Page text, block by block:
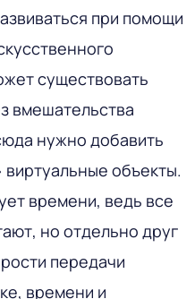
при помощи
существовать
вмешательства
нужно добавить
виртуальные объекты.
времени, ведь все
но отдельно друг
передачи
времени и